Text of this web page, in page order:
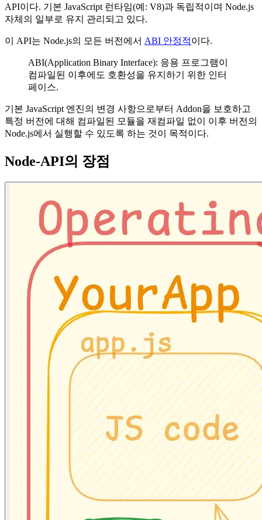
API이다. 기본 JavaScript 런타임(예: V8)과 독립적이며 Node.js
자체의 일부로 유지 관리되고 있다.
이 API는 Node.js의 모든 버전에서 ABI 안정적이다.
ABI(Application Binary Interface): 응용 프로그램이
컴파일된 이후에도 호환성을 유지하기 위한 인터
페이스.
기본 JavaScript 엔진의 변경 사항으로부터 Addon을 보호하고
특정 버전에 대해 컴파일된 모듈을 재컴파일 없이 이후 버전의
Node.js에서 실행할 수 있도록 하는 것이 목적이다.
Node-API의 장점